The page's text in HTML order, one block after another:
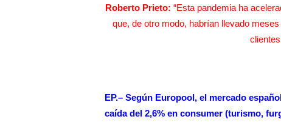
Roberto Prieto:“Esta pandemia ha
que, de otro modo, habrían llevado
EP.– Según Europool, el mercado
caída del 2,6% en consumer (turismo,